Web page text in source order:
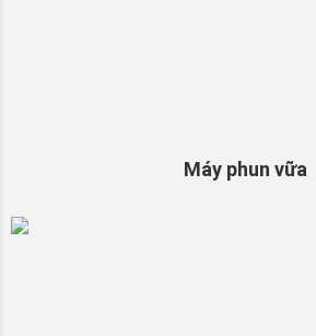
Máy phun vữa